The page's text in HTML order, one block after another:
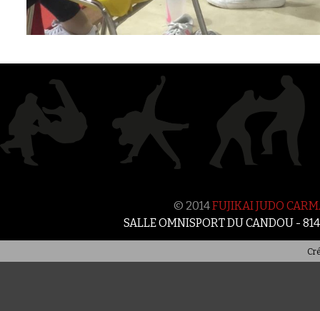
© 2014FUJIKAI JUDO
SALLE OMNISPORT DU CANDOU -